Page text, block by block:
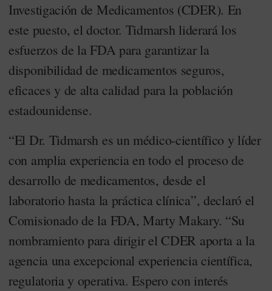
Investigación de Medicamentos (CDER). En
este puesto, el doctor. Tidmarsh liderará los
esfuerzos de la FDA para garantizar la
disponibilidad de medicamentos seguros,
eficaces y de alta calidad para la población
estadounidense.
“El Dr. Tidmarsh es un médico-científico y líder
con amplia experiencia en todo el proceso de
desarrollo de medicamentos, desde el
laboratorio hasta la práctica clínica”, declaró el
Comisionado de la FDA, Marty Makary. “Su
nombramiento para dirigir el CDER aporta a la
agencia una excepcional experiencia científica,
regulatoria y operativa. Espero con interés